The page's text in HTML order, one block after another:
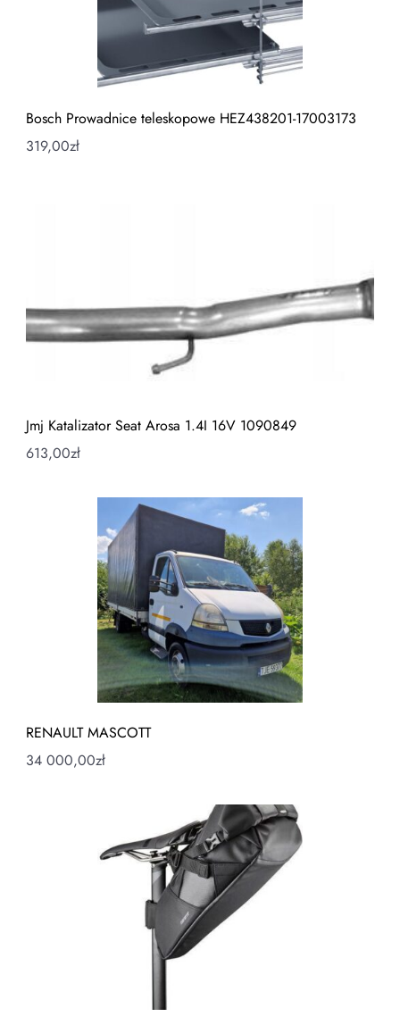
Bosch Prowadnice teleskopowe HEZ438201-17003173
319,00zł
Jmj Katalizator Seat Arosa 1.4I 16V 1090849
613,00zł
RENAULT MASCOTT
34 000,00zł